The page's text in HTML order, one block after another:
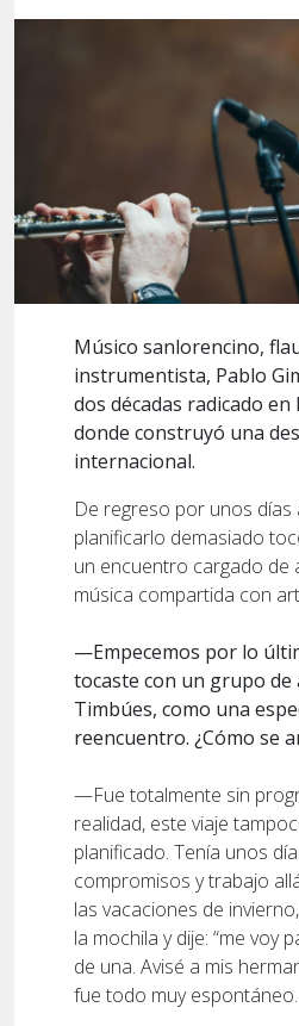
Músico sanlorencino,
instrumentista, Pablo
dos décadas radicado en
donde construyó una
internacional.
De regreso por unos días
planificarlo demasiado
un encuentro cargado de
música compartida con
—Empecemos por lo
tocaste con un grupo de
Timbúes, como una
reencuentro. ¿Cómo se
—Fue totalmente sin
realidad, este viaje
planificado. Tenía unos
compromisos y trabajo
las vacaciones de
la mochila y dije: “me voy
de una. Avisé a mis
fue todo muy espontáneo.